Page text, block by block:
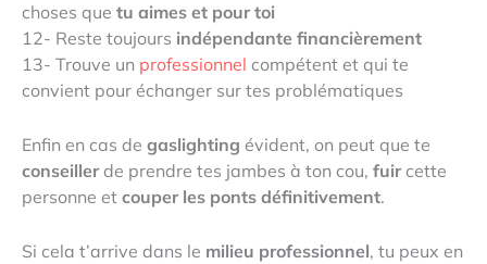
choses que tu aimes et pour toi
12- Reste toujours indépendante financièrement
13- Trouve un professionnel compétent et qui te
convient pour échanger sur tes problématiques
Enfin en cas de gaslighting évident, on peut que te
conseillerde prendre tes jambes à ton cou, fuircette
personne et couper les ponts définitivement.
Si cela t’arrive dans le milieu professionnel, tu peux en